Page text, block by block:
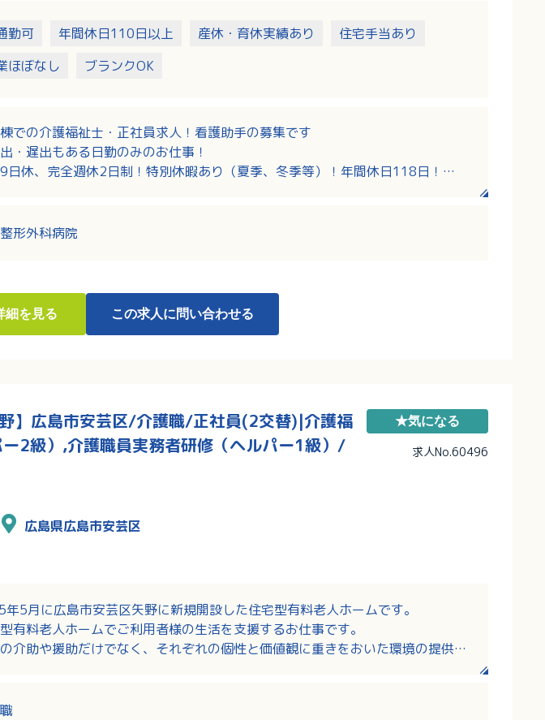
勤可 年間休日110日以上 産休・育休実績あり
住宅手当あり
ほぼなし
ブランクOK
棟での介護福祉士・正社員求人！看護助手の募集です
出・遅出もある日勤のみのお仕事！
9日休、完全週休2日制！特別休暇あり（夏季、冬季等）！年間休日118日！
にやさしい住宅手当あり！
形外科病院
細を見る この求人に問い合わせる
】広島市安芸区/介護職/正社員(2交替)|介護福
2級）,介護職員実務者研修（ヘルパー1級）/
広島県広島市安芸区
★気になる
求人No.60496
5月に広島市安芸区矢野に新規開設した住宅型有料老人ホームです。
有料老人ホームでご利用者様の生活を支援するお仕事です。
介助や援助だけでなく、それぞれの個性と価値観に重きをおいた環境の提供を
の介助・余暇活動の補助